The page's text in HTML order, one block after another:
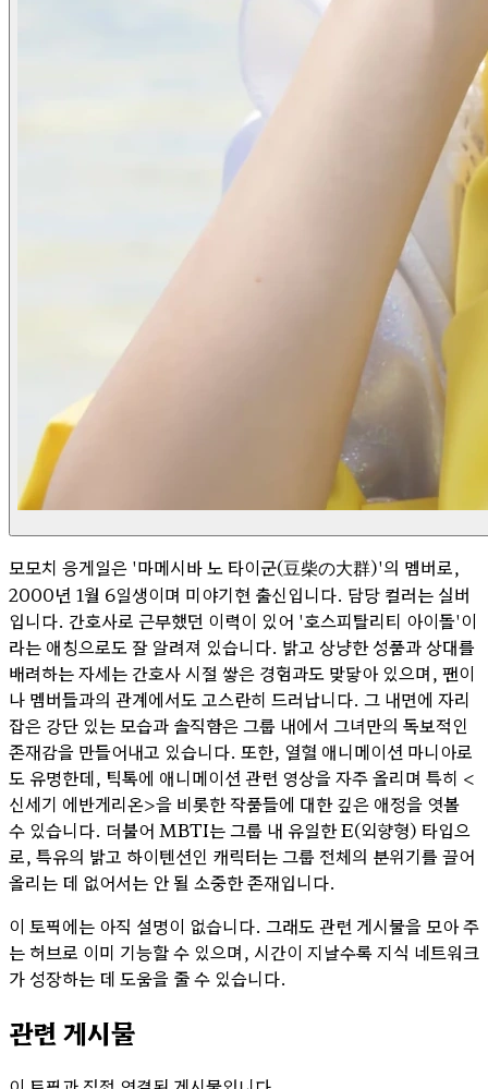
모모치 응게일은 '마메시바 노 타이군(豆柴の大群)'의 멤버로,
2000년 1월 6일생이며 미야기현 출신입니다. 담당 컬러는 실버
입니다. 간호사로 근무했던 이력이 있어 '호스피탈리티 아이돌'이
라는 애칭으로도 잘 알려져 있습니다. 밝고 상냥한 성품과 상대를
배려하는 자세는 간호사 시절 쌓은 경험과도 맞닿아 있으며, 팬이
나 멤버들과의 관계에서도 고스란히 드러납니다. 그 내면에 자리
잡은 강단 있는 모습과 솔직함은 그룹 내에서 그녀만의 독보적인
존재감을 만들어내고 있습니다. 또한, 열혈 애니메이션 마니아로
도 유명한데, 틱톡에 애니메이션 관련 영상을 자주 올리며 특히 <
신세기 에반게리온>을 비롯한 작품들에 대한 깊은 애정을 엿볼
수 있습니다. 더불어 MBTI는 그룹 내 유일한 E(외향형) 타입으
로, 특유의 밝고 하이텐션인 캐릭터는 그룹 전체의 분위기를 끌어
올리는 데 없어서는 안 될 소중한 존재입니다.
이 토픽에는 아직 설명이 없습니다. 그래도 관련 게시물을 모아 주
는 허브로 이미 기능할 수 있으며, 시간이 지날수록 지식 네트워크
가 성장하는 데 도움을 줄 수 있습니다.
관련 게시물